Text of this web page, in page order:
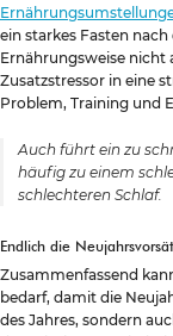
ein starkes Fasten
Ernährungsweise nicht
Zusatzstressor in eine
Problem, Training und
Auch führt ein zu
häufig zu einem
schlechteren Schlaf.
Endlich die
Zusammenfassend
bedarf, damit die
des Jahres, sondern